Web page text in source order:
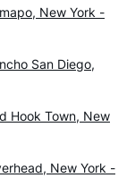
New York -
San Diego,
Hook Town, New
New York -